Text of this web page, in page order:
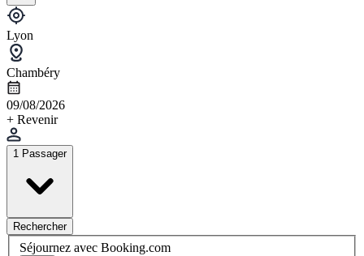
Lyon
Chambéry
09/08/2026
+ Revenir
1 Passager
Rechercher
Séjournez avec Booking.com